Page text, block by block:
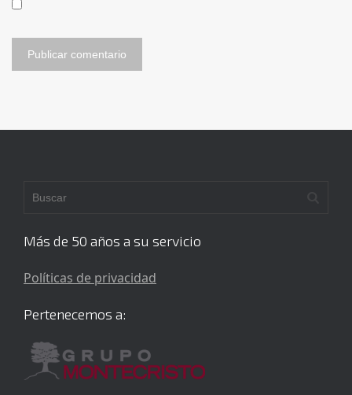
Más de 50 años a su servicio
Políticas de privacidad
Pertenecemos a: